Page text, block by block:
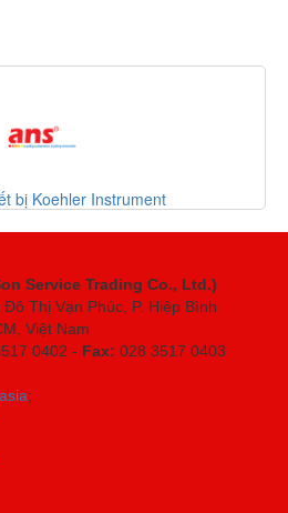
bị Koehler Instrument
Service Trading Co., Ltd.)
Thị Vạn Phúc, P. Hiệp Bình
, Việt Nam
0402 - Fax: 028 3517 0403
;